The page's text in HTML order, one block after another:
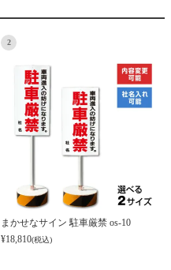
2
まかせなサイン 駐車厳禁 os-10
¥18,810(税込)